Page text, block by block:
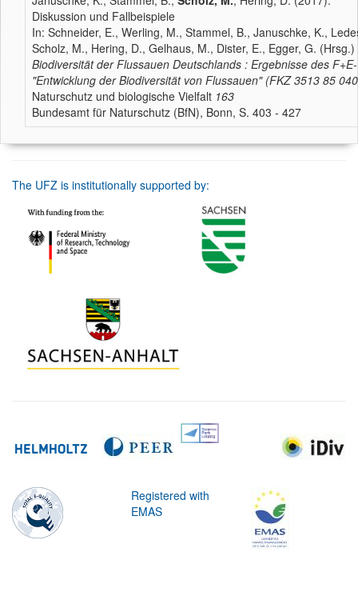
Diskussion und Fallbeispiele
In: Schneider, E., Werling, M., Stammel, B., Januschke, K.,
Scholz, M., Hering, D., Gelhaus, M., Dister, E., Egger, G. (Hrsg.)
Biodiversität der Flussauen Deutschlands : Ergebnisse des
"Entwicklung der Biodiversität von Flussauen" (FKZ 3513 85
Naturschutz und biologische Vielfalt 163
Bundesamt für Naturschutz (BfN), Bonn, S. 403 - 427
The UFZ is institutionally supported by:
Registered with
EMAS